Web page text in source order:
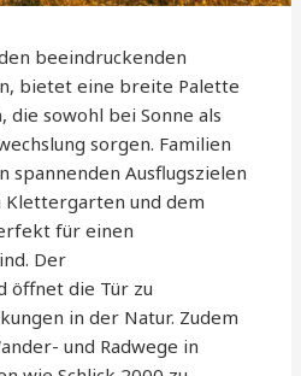
beeindruckenden
bietet eine breite Palette
sowohl bei Sonne als
sorgen. Familien
spannenden Ausflugszielen
Klettergarten und dem
für einen
Der
öffnet die Tür zu
in der Natur. Zudem
und Radwege in